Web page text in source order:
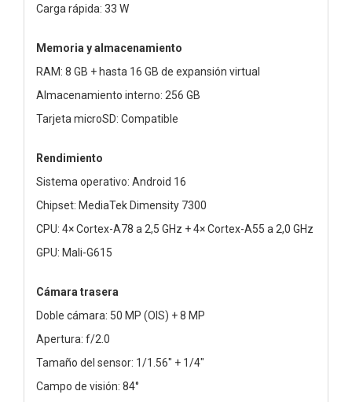
Carga rápida: 33 W
Memoria y almacenamiento
RAM: 8 GB + hasta 16 GB de expansión virtual
Almacenamiento interno: 256 GB
Tarjeta microSD: Compatible
Rendimiento
Sistema operativo: Android 16
Chipset: MediaTek Dimensity 7300
CPU: 4× Cortex-A78 a 2,5 GHz + 4× Cortex-A55 a 2,0 GHz
GPU: Mali-G615
Cámara trasera
Doble cámara: 50 MP (OIS) + 8 MP
Apertura: f/2.0
Tamaño del sensor: 1/1.56" + 1/4"
Campo de visión: 84°